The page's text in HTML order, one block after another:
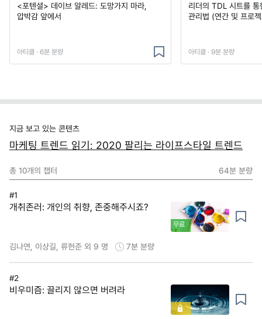
<포텐셜> 데이브 알레드: 도망가지 마라,
압박감 앞에서
아티클 · 6분 분량
리더의 TDL 시트를
관리법 (연간 및 프로
아티클 · 9분 분량
지금 보고 있는 콘텐츠
마케팅 트렌드 읽기: 2020 팔리는 라이프스타일 트렌드
총 10개의 챕터 64분 분량
#1
개취존러: 개인의 취향, 존중해주시죠?
무료
김나연, 이상길, 류현준 외 9 명 7분 분량
#2
비우미즘: 끌리지 않으면 버려라